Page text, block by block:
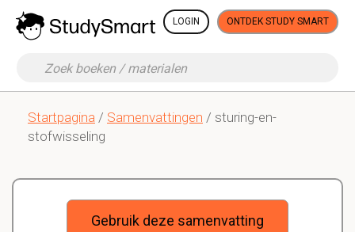
LOGIN ONTDEK STUDY SMART
Startpagina / Samenvattingen / sturing-en-
stofwisseling
Gebruik deze samenvatting